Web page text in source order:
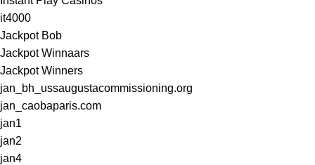
it4000
Jackpot Bob
Jackpot Winnaars
Jackpot Winners
jan_bh_ussaugustacommissioning.org
jan_caobaparis.com
jan1
jan2
jan4